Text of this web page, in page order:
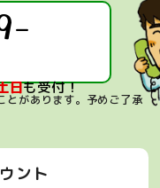
日も受付！
があります。 予めご了承
ント